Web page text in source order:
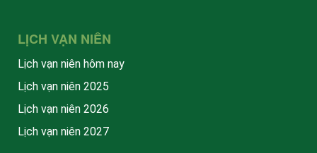
LỊCH VẠN NIÊN
Lịch vạn niên hôm nay
Lịch vạn niên 2025
Lịch vạn niên 2026
Lịch vạn niên 2027